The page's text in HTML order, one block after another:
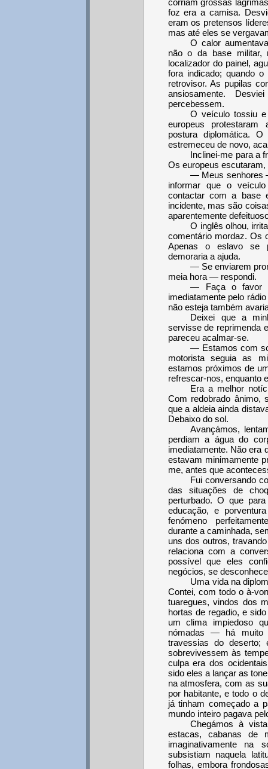
corriam grossas
foz era a camisa.
eram os pretensos
mas até eles se
O calor
não o da base militar,
localizador do painel,
fora indicado; quando
retrovisor. As pupilas
ansiosamente.
percebessem.
O veículo tossiu e
europeus protestaram
postura diplomática.
estremeceu de novo,
Inclinei-me para a
Os europeus
— Meus senhores
informar que o
contactar com a base
incidente, mas são
aparentemente
O inglês olhou,
comentário mordaz. Os
Apenas o eslavo se
demoraria a ajuda.
— Se enviarem
meia hora — respondi.
— Faça o favor
imediatamente pelo
não esteja também
Deixei que a
servisse de reprimenda
pareceu acalmar-se.
— Estamos com
motorista seguia as
estamos próximos de
refrescar-nos, enquanto
Era a melhor
Com redobrado ânimo,
que a aldeia ainda
Debaixo do sol.
Avançámos,
perdiam a água do
imediatamente. Não era
estavam minimamente
me, antes que
Fui conversando
das situações de
perturbado. O que
educação, e
fenómeno
durante a caminhada,
uns dos outros,
relaciona com a
possível que eles
negócios, se
Uma vida na
Contei, com todo o à-
tuaregues, vindos dos
hortas de regadio, e
um clima impiedoso
nómadas — há muito
travessias do deserto;
sobrevivessem às
culpa era dos
sido eles a lançar as
na atmosfera, com as
por habitante, e todo o
já tinham começado a
mundo inteiro pagava
Chegámos à
estacas, cabanas de
imaginativamente
subsistiam naquela
folhas, embora